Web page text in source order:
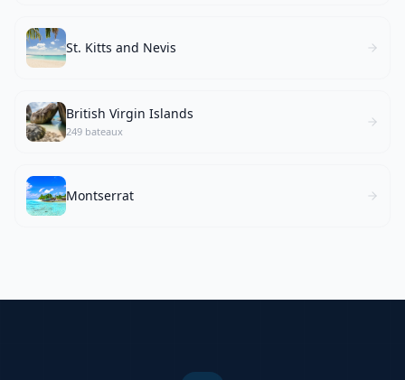
St. Kitts and Nevis
British Virgin Islands
249 bateaux
Montserrat